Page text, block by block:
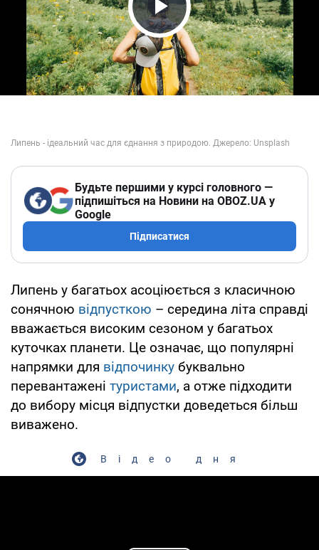
Play Video
Будьте першими у курсі головного —
підпишіться на Новини на OBOZ.UA у
Google
Підписатися
Липень у багатьох асоціюється з класичною
сонячною відпусткою – середина літа справді
вважається високим сезоном у багатьох
куточках планети. Це означає, що популярні
напрямки для відпочинку буквально
перевантажені туристами, а отже підходити
до вибору місця відпустки доведеться більш
виважено.
Відео дня